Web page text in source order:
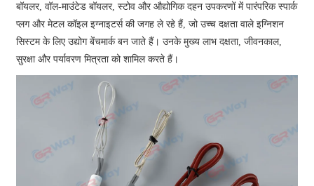
बॉयलर, वॉल-माउंटेड बॉयलर, स्टोव और औद्योगिक दहन उपकरणों में पारंपरिक स्पार्क
प्लग और मेटल कॉइल इग्नाइटर्स की जगह ले रहे हैं, जो उच्च दक्षता वाले इग्निशन
सिस्टम के लिए उद्योग बेंचमार्क बन जाते हैं। उनके मुख्य लाभ दक्षता, जीवनकाल,
सुरक्षा और पर्यावरण मित्रता को शामिल करते हैं।